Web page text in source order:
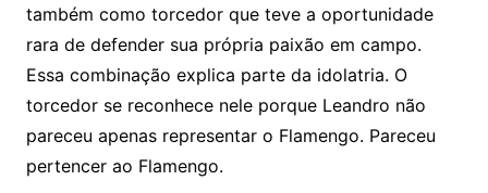
também como torcedor que teve a oportunidade
rara de defender sua própria paixão em campo.
Essa combinação explica parte da idolatria. O
torcedor se reconhece nele porque Leandro não
pareceu apenas representar o Flamengo. Pareceu
pertencer ao Flamengo.